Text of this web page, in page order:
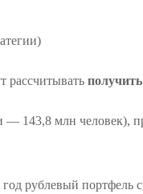
рассчитывать
143,8 млн человек),
рублевый портфель